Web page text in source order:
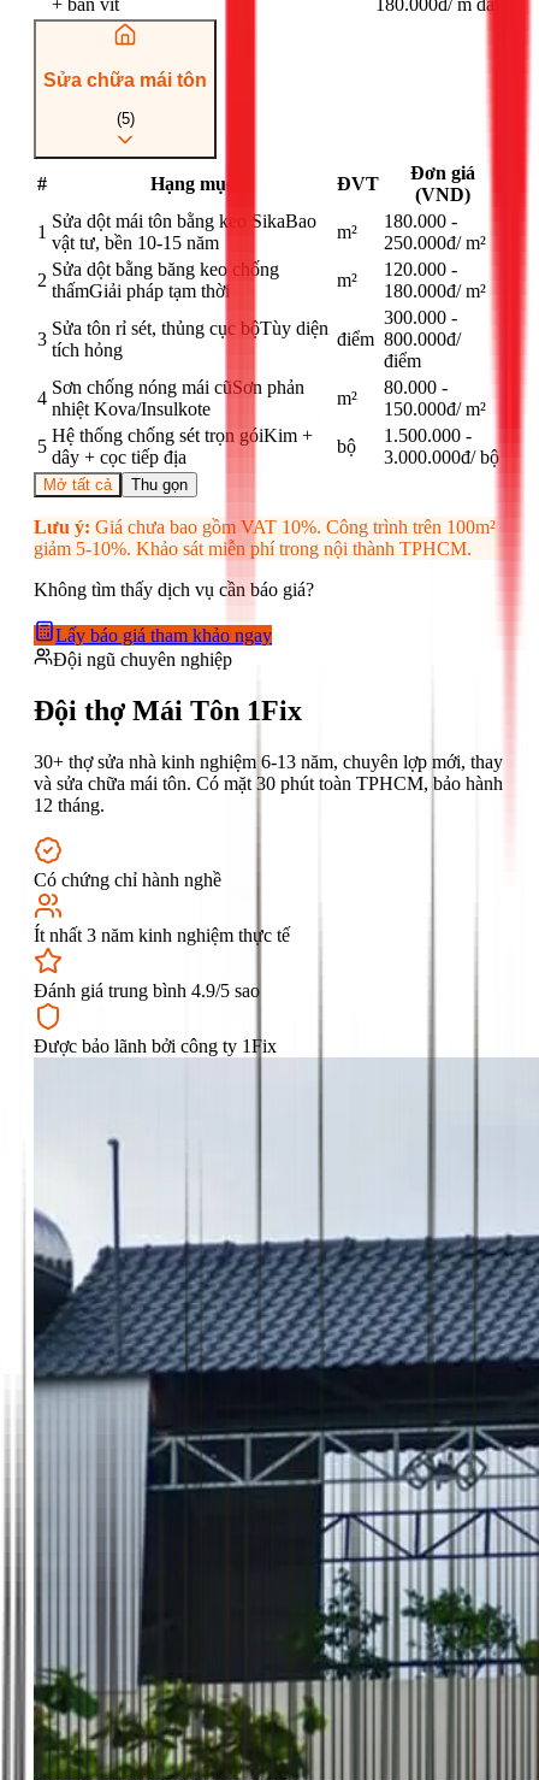
+ bắn vít 180.000đ/ m dài
Sửa chữa mái tôn
(5)
# Hạng mục ĐVT
Đơn giá
(VND)
1
Sửa dột mái tôn bằng keo SikaBao
vật tư, bền 10-15 năm
m²
180.000 -
250.000đ/m²
2
Sửa dột bằng băng keo chống
thấmGiải pháp tạm thời
m²
120.000 -
180.000đ/m²
3
Sửa tôn rỉ sét, thủng cục bộTùy diện
tích hỏng
điểm
300.000 -
800.000đ/
điểm
4
Sơn chống nóng mái cũSơn phản
nhiệt Kova/Insulkote
m²
80.000 -
150.000đ/m²
5
Hệ thống chống sét trọn góiKim +
dây + cọc tiếp địa
bộ
1.500.000 -
3.000.000đ/bộ
Mở tất cả Thu gọn
Lưu ý: Giá chưa bao gồm VAT 10%. Công trình trên 100m²
giảm 5-10%. Khảo sát miễn phí trong nội thành TPHCM.
Không tìm thấy dịch vụ cần báo giá?
Lấy báo giá tham khảo ngay
Đội ngũ chuyên nghiệp
Đội thợ Mái Tôn 1Fix
30+ thợ sửa nhà kinh nghiệm 6-13 năm, chuyên lợp mới, thay
và sửa chữa mái tôn. Có mặt 30 phút toàn TPHCM, bảo hành
12 tháng.
Có chứng chỉ hành nghề
Ít nhất 3 năm kinh nghiệm thực tế
Đánh giá trung bình 4.9/5 sao
Được bảo lãnh bởi công ty 1Fix